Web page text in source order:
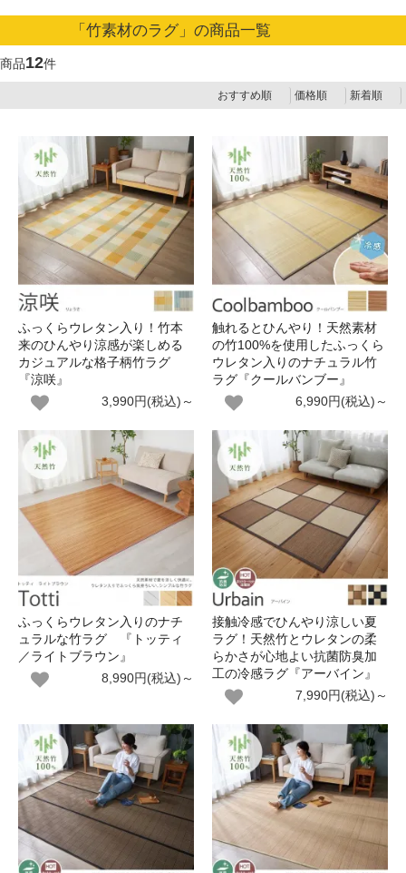
「竹素材のラグ」の商品一覧
商品12件
おすすめ順 価格順 新着順
ふっくらウレタン入り！竹本
来のひんやり涼感が楽しめる
カジュアルな格子柄竹ラグ
『涼咲』
3,990円(税込)～
触れるとひんやり！天然素材
の竹100%を使用したふっくら
ウレタン入りのナチュラル竹
ラグ『クールバンブー』
6,990円(税込)～
ふっくらウレタン入りのナチ
ュラルな竹ラグ 『トッティ
／ライトブラウン』
8,990円(税込)～
接触冷感でひんやり涼しい夏
ラグ！天然竹とウレタンの柔
らかさが心地よい抗菌防臭加
工の冷感ラグ『アーバイン』
7,990円(税込)～